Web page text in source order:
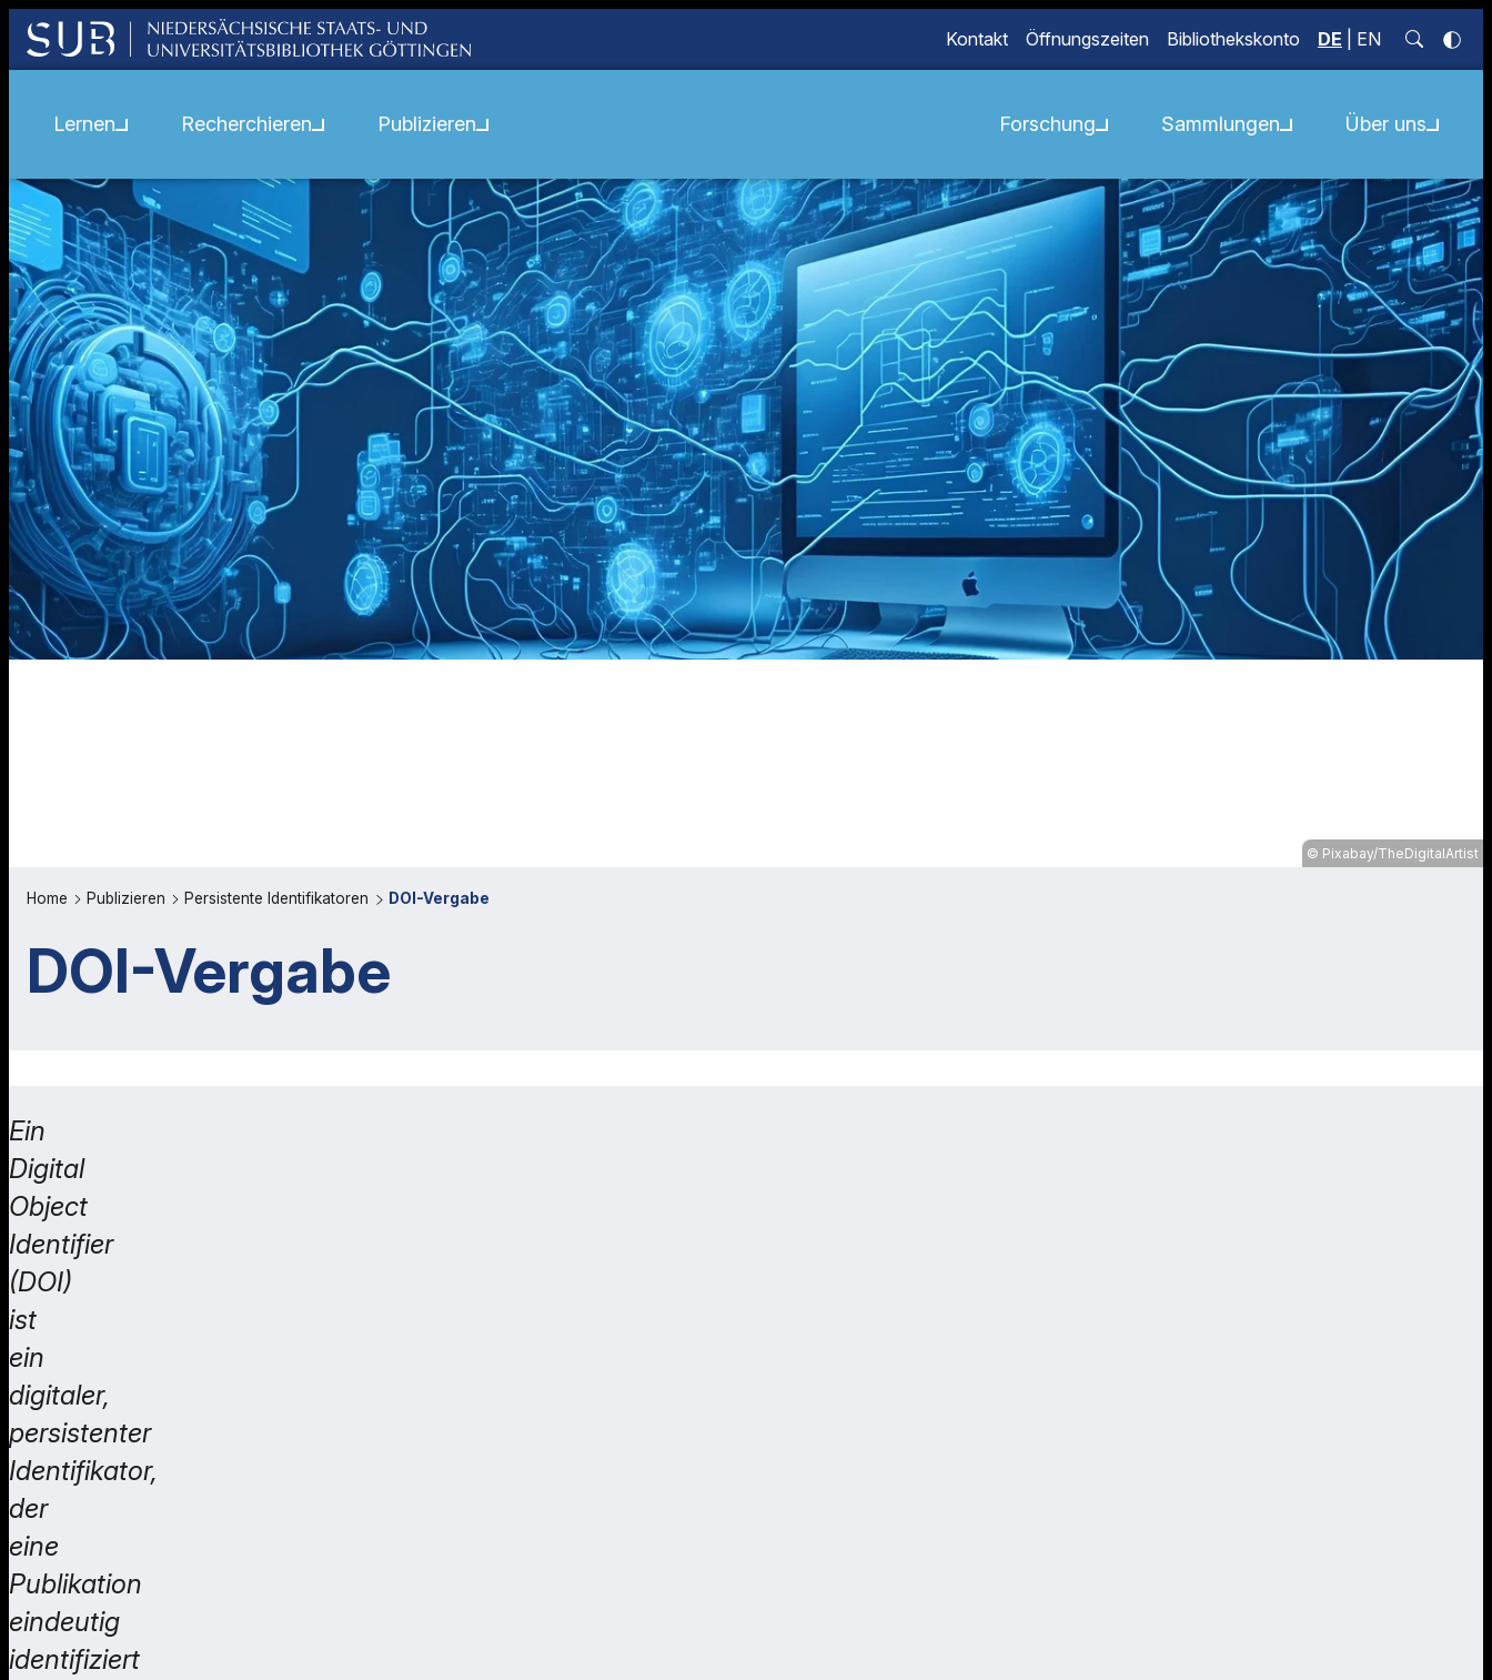
Kontakt Öffnungszeiten Bibliothekskonto DE EN
Lernen Recherchieren Publizieren Forschung Sammlungen Über uns
Pixabay/TheDigitalArtist
Home Publizieren Persistente Identifikatoren DOI-Vergabe
DOI-Vergabe
Ein
Digital
Object
Identifier
(DOI)
ist
ein
digitaler,
persistenter
Identifikator,
der
eine
Publikation
eindeutig
identifiziert